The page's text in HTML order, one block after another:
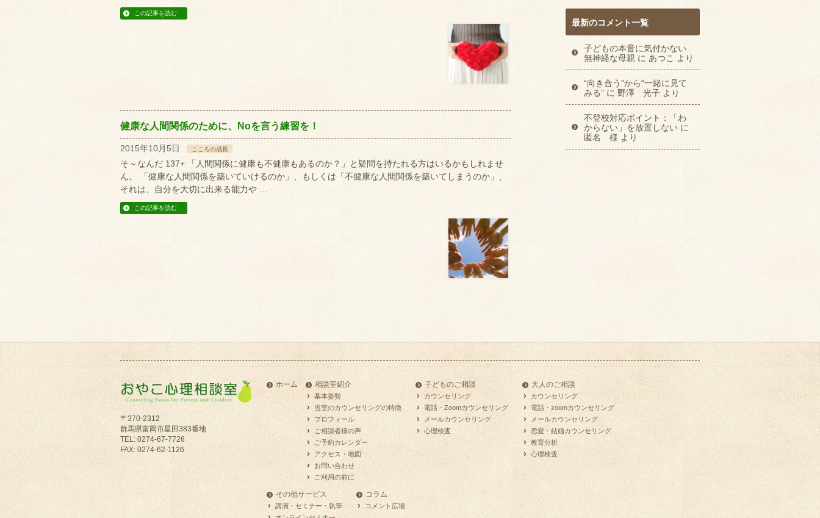
この記事を読む
健康な人間関係のために、Noを言う練習を！
2015年10月5日 こころの成長
そ～なんだ 137+ 「人間関係に健康も不健康もあるのか？」と疑問を持たれる方はいるかもしれませ
ん。 「健康な人間関係を築いていけるのか」、もしくは「不健康な人間関係を築いてしまうのか」、
それは、自分を大切に出来る能力や …
この記事を読む
最新のコメント一覧
子どもの本音に気付かない
無神経な母親 に あつこ より
“向き合う”から“一緒に見て
みる” に 野澤 光子 より
不登校対応ポイント：「わ
からない」を放置しない に
匿名 様 より
〒370-2312
群馬県富岡市星田383番地
TEL: 0274-67-7726
FAX: 0274-62-1126
ホーム 相談室紹介
基本姿勢
当室のカウンセリングの特徴
プロフィール
ご相談者様の声
ご予約カレンダー
アクセス・地図
お問い合わせ
ご利用の前に
子どものご相談
カウンセリング
電話・Zoomカウンセリング
メールカウンセリング
心理検査
大人のご相談
カウンセリング
電話・zoomカウンセリング
メールカウンセリング
恋愛・結婚カウンセリング
教育分析
心理検査
その他サービス
講演・セミナー・執筆
コラム
コメント広場